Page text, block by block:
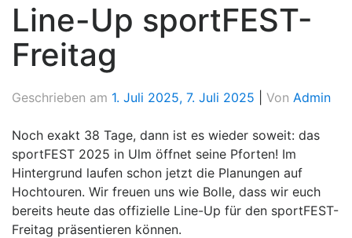
Line-Up sportFEST-
Freitag
Geschrieben am 1. Juli 2025, 7. Juli 2025 Von Admin
Noch exakt 38 Tage, dann ist es wieder soweit: das
sportFEST 2025 in Ulm öffnet seine Pforten! Im
Hintergrund laufen schon jetzt die Planungen auf
Hochtouren. Wir freuen uns wie Bolle, dass wir euch
bereits heute das offizielle Line-Up für den sportFEST-
Freitag präsentieren können.